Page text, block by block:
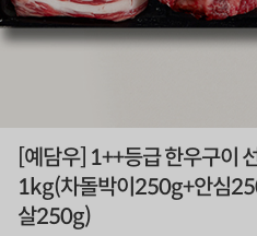
[예담우] 1++등급 한우구이
1kg(차돌박이250g+안심
살250g)